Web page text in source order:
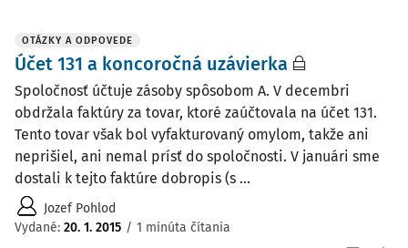
OTÁZKY A ODPOVEDE
Účet 131 a koncoročná uzávierka
Spoločnosť účtuje zásoby spôsobom A. V decembri
obdržala faktúry za tovar, ktoré zaúčtovala na účet 131.
Tento tovar však bol vyfakturovaný omylom, takže ani
neprišiel, ani nemal prísť do spoločnosti. V januári sme
dostali k tejto faktúre dobropis (s ...
Jozef Pohlod
Vydané: 20. 1. 2015 / 1 minúta čítania